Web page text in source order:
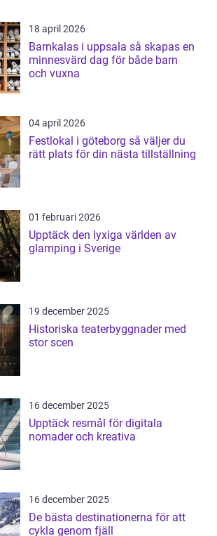
18 april 2026
Barnkalas i uppsala så skapas en
minnesvärd dag för både barn
och vuxna
04 april 2026
Festlokal i göteborg så väljer du
rätt plats för din nästa tillställning
01 februari 2026
Upptäck den lyxiga världen av
glamping i Sverige
19 december 2025
Historiska teaterbyggnader med
stor scen
16 december 2025
Upptäck resmål för digitala
nomader och kreativa
16 december 2025
De bästa destinationerna för att
cykla genom fjäll